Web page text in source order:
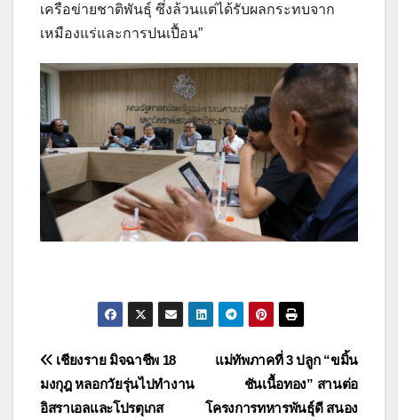
เครือข่ายชาติพันธุ์ ซึ่งล้วนแต่ได้รับผลกระทบจาก
เหมืองแร่และการปนเปื้อน”
แนะแนว
เรื่อง
แม่ทัพภาคที่ 3 ปลูก “ขมิ้น
ชันเนื้อทอง” สานต่อ
โครงการทหารพันธุ์ดี สนอง
เชียงราย มิจฉาชีพ 18
มงกุฎ หลอกวัยรุ่นไปทำงาน
อิสราเอลและโปรตุเกส